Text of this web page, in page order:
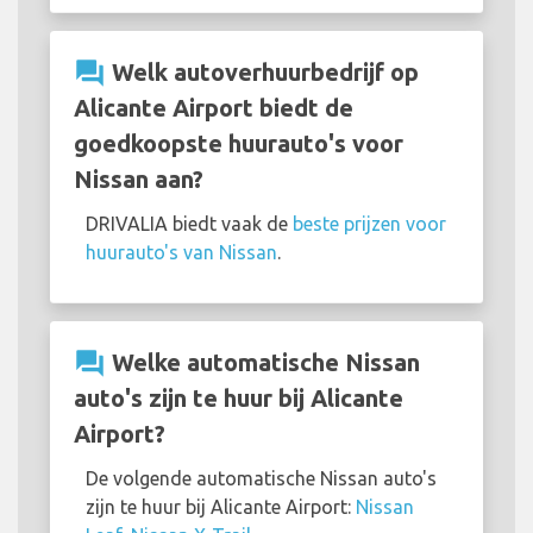
question_answer Welk autoverhuurbedrijf op
Alicante Airport biedt de
goedkoopste huurauto's voor
Nissan aan?
DRIVALIA biedt vaak de beste prijzen voor
huurauto's van Nissan
question_answer Welke automatische Nissan
auto's zijn te huur bij Alicante
Airport?
De volgende automatische Nissan auto's
zijn te huur bij Alicante Airport: Nissan